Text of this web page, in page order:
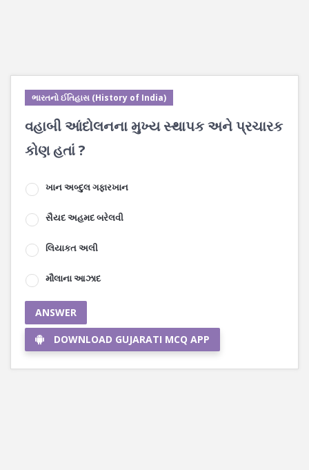
ભારતનો ઈતિહાસ (History of India)
વહાબી આંદોલનના મુખ્ય સ્થાપક અને પ્રચારક
કોણ હતાં ?
ખાન અબ્દુલ ગફારખાન
સૈયદ અહમદ બરેલવી
લિયાકત અલી
મૌલાના આઝાદ
ANSWER
DOWNLOAD GUJARATI MCQ APP